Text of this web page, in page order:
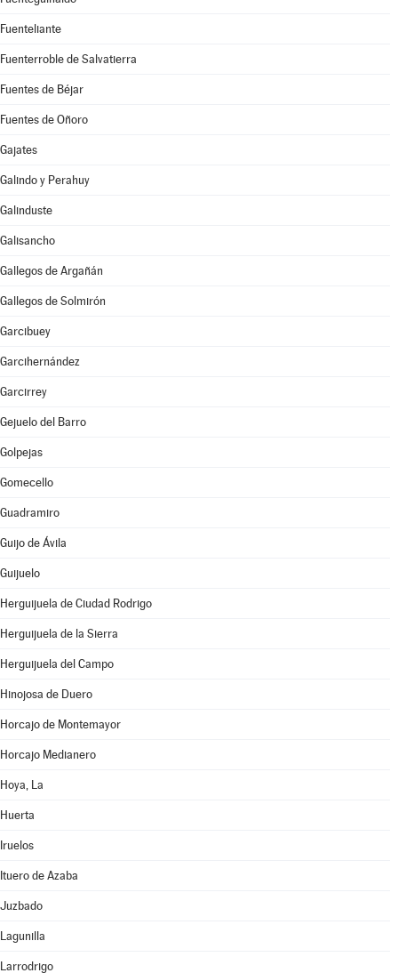
Fuenteliante
Fuenterroble de Salvatierra
Fuentes de Béjar
Fuentes de Oñoro
Gajates
Galindo y Perahuy
Galinduste
Galisancho
Gallegos de Argañán
Gallegos de Solmirón
Garcibuey
Garcihernández
Garcirrey
Gejuelo del Barro
Golpejas
Gomecello
Guadramiro
Guijo de Ávila
Guijuelo
Herguijuela de Ciudad Rodrigo
Herguijuela de la Sierra
Herguijuela del Campo
Hinojosa de Duero
Horcajo de Montemayor
Horcajo Medianero
Hoya, La
Huerta
Iruelos
Ituero de Azaba
Juzbado
Lagunilla
Larrodrigo